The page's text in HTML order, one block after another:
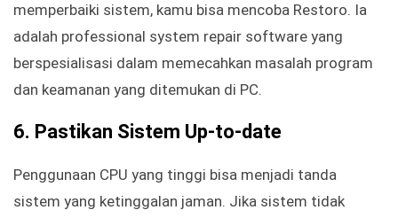
memperbaiki sistem, kamu bisa mencoba Restoro. Ia
adalah professional system repair software yang
berspesialisasi dalam memecahkan masalah program
dan keamanan yang ditemukan di PC.
6. Pastikan Sistem Up-to-date
Penggunaan CPU yang tinggi bisa menjadi tanda
sistem yang ketinggalan jaman. Jika sistem tidak